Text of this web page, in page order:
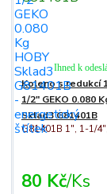
Koleno s redukcí
1/2" GEKO 0.080
Sklad3 G81401B
G81401B 1", 1-1/
80 Kč/Ks
Ihned k